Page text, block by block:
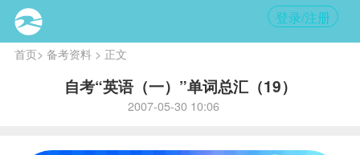
登录/注册
首页> 备考资料> 正文
自考“英语（一）”单词总汇（19）
2007-05-30 10:06